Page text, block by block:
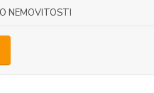
NEMOVITOSTI